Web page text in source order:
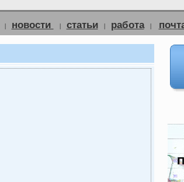
| новости | статьи | работа |